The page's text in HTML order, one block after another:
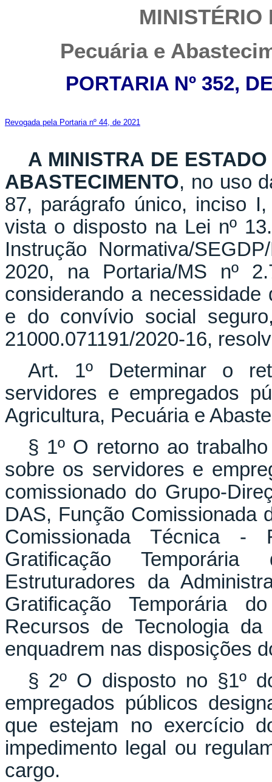
MINISTÉRIO
Pecuária e
PORTARIA Nº 352,
Revogada pela Portaria nº 44, de 2021
A MINISTRA DE
ABASTECIMENTO, no uso
87, parágrafo único, inciso
vista o disposto na Lei nº
Instrução Normativa/
2020, na Portaria/MS nº
considerando a
e do convívio social
21000.071191/2020-16,
Art. 1º Determinar o
servidores e empregados
Agricultura, Pecuária e
§ 1º O retorno ao
sobre os servidores e
comissionado do Grupo-
DAS, Função Comissionada
Comissionada Técnica -
Gratificação
Estruturadores da
Gratificação Temporária
Recursos de Tecnologia
enquadrem nas disposições
§ 2º O disposto no §1º
empregados públicos
que estejam no exercício
impedimento legal ou
cargo.